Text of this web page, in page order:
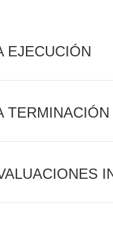
EJECUCIÓN
TERMINACIÓN